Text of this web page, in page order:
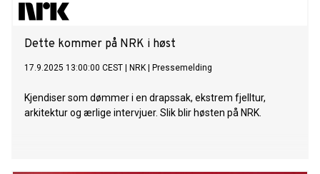
Dette kommer på NRK i høst
17.9.2025 13:00:00 CEST NRK Pressemelding
Kjendiser som dømmer i en drapssak, ekstrem fjelltur,
arkitektur og ærlige intervjuer. Slik blir høsten på NRK.